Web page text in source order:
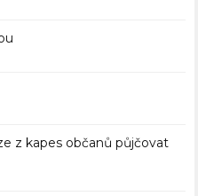
z kapes občanů půjčovat